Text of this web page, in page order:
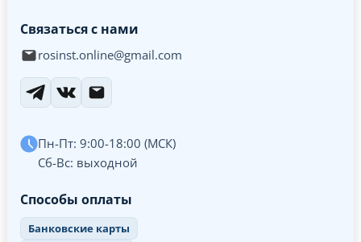
Связаться с нами
rosinst.online@gmail.com
Пн-Пт: 9:00-18:00 (МСК)
Сб-Вс: выходной
Способы оплаты
Банковские карты